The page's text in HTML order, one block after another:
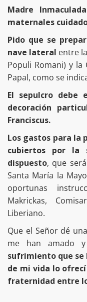
Madre
maternales
Pido que se
nave lateral entre
Populi Romani) y la
Papal, como se
El sepulcro debe
decoración
Franciscus.
Los gastos para la
cubiertos
por la
dispuesto, que
Santa María la
oportunas
Makrickas,
Liberiano.
Que el Señor dé
me han amado
sufrimiento que
de mi vida lo
fraternidad entre